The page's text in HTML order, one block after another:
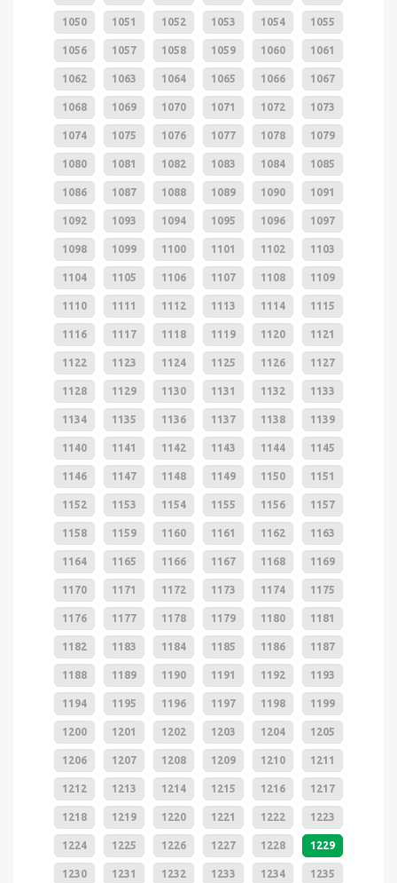
1050 1051 1052 1053 1054 1055
1056 1057 1058 1059 1060 1061
1062 1063 1064 1065 1066 1067
1068 1069 1070 1071 1072 1073
1074 1075 1076 1077 1078 1079
1080 1081 1082 1083 1084 1085
1086 1087 1088 1089 1090 1091
1092 1093 1094 1095 1096 1097
1098 1099 1100 1101 1102 1103
1104 1105 1106 1107 1108 1109
1110 1111 1112 1113 1114 1115
1116 1117 1118 1119 1120 1121
1122 1123 1124 1125 1126 1127
1128 1129 1130 1131 1132 1133
1134 1135 1136 1137 1138 1139
1140 1141 1142 1143 1144 1145
1146 1147 1148 1149 1150 1151
1152 1153 1154 1155 1156 1157
1158 1159 1160 1161 1162 1163
1164 1165 1166 1167 1168 1169
1170 1171 1172 1173 1174 1175
1176 1177 1178 1179 1180 1181
1182 1183 1184 1185 1186 1187
1188 1189 1190 1191 1192 1193
1194 1195 1196 1197 1198 1199
1200 1201 1202 1203 1204 1205
1206 1207 1208 1209 1210 1211
1212 1213 1214 1215 1216 1217
1218 1219 1220 1221 1222 1223
1224 1225 1226 1227 1228 1229
1230 1231 1232 1233 1234 1235